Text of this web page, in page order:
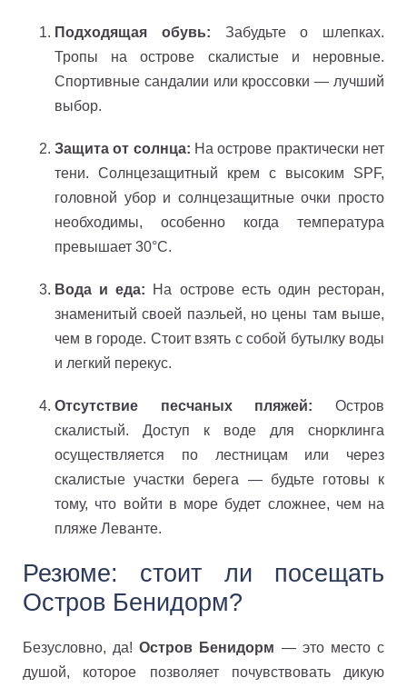
Подходящая обувь: Забудьте о шлепках.
Тропы на острове скалистые и неровные.
Спортивные сандалии или кроссовки — лучший
выбор.
Защита от солнца: На острове практически нет
тени. Солнцезащитный крем с высоким SPF,
головной убор и солнцезащитные очки просто
необходимы, особенно когда температура
превышает 30°C.
Вода и еда: На острове есть один ресторан,
знаменитый своей паэльей, но цены там выше,
чем в городе. Стоит взять с собой бутылку воды
и легкий перекус.
Отсутствие песчаных пляжей: Остров
скалистый. Доступ к воде для снорклинга
осуществляется по лестницам или через
скалистые участки берега — будьте готовы к
тому, что войти в море будет сложнее, чем на
пляже Леванте.
Резюме: стоит ли посещать
Остров Бенидорм?
Безусловно, да!Остров Бенидорм — это место с
душой, которое позволяет почувствовать дикую